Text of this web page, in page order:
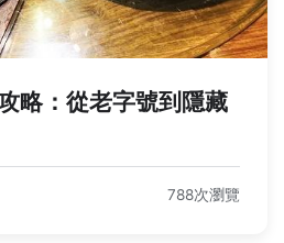
略：從老字號到隱藏
788次瀏覽